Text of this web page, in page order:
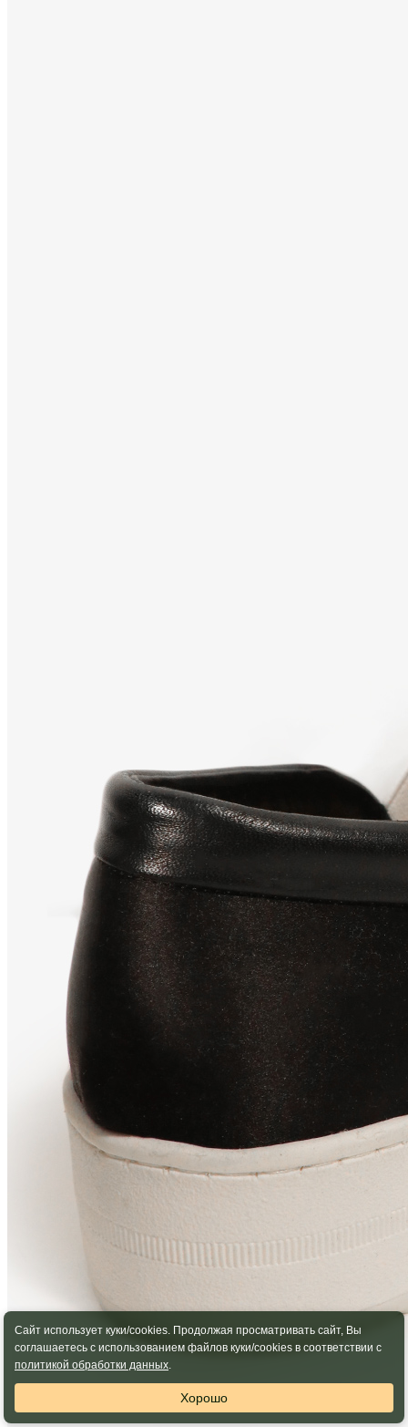
Сайт использует куки/cookies. Продолжая просматривать сайт, Вы
соглашаетесь с использованием файлов куки/cookies в соответствии с
политикой обработки данных.
Хорошо